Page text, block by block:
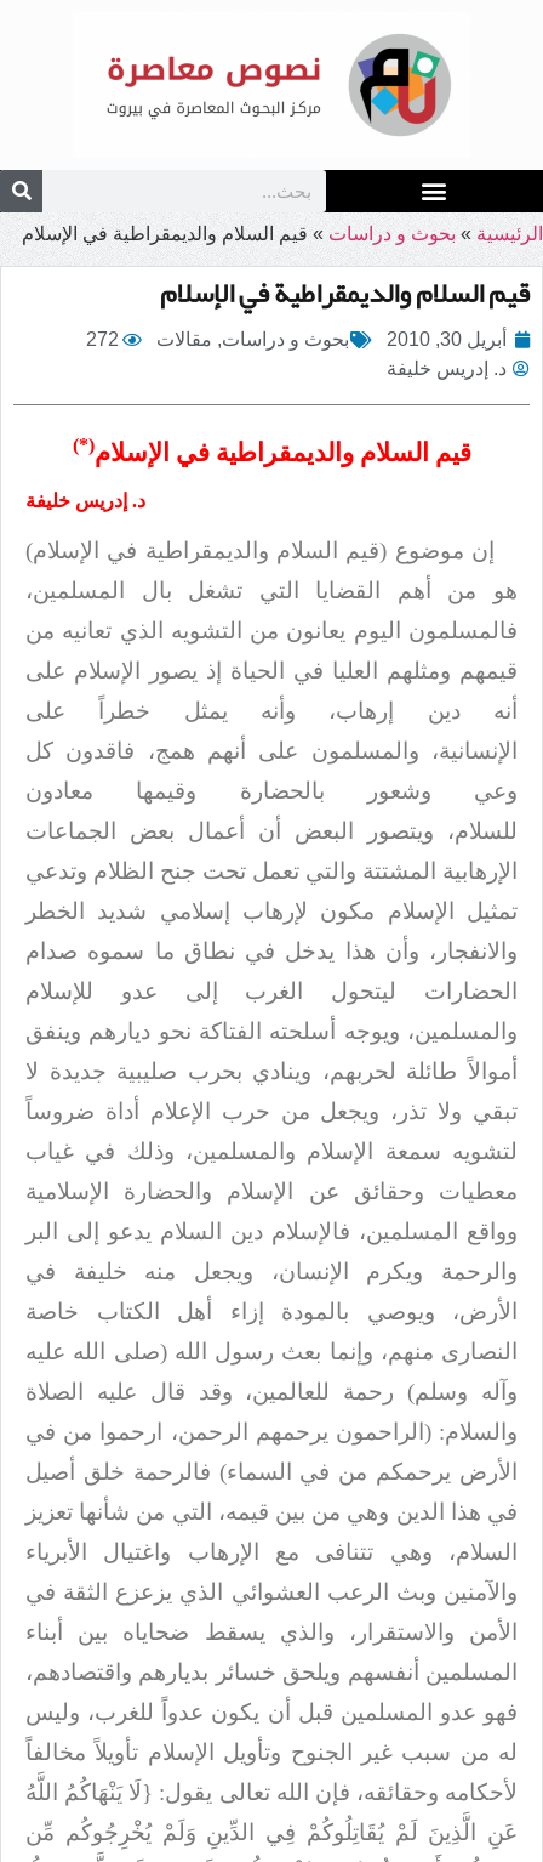
الرئيسية » بحوث و دراسات » قيم السلام والديمقراطية في الإسلام
قيم السلام والديمقراطية في الإسلام
أبريل 30, 2010 بحوث و دراسات, مقالات
272
د. إدريس خليفة
قيم السلاموالديمقراطية في الإسلام(*)
د. إدريس خليفة
إن موضوع (قيم السلام والديمقراطية في الإسلام)
هو من أهم القضايا التي تشغل بال
المسلمين،
فالمسلمون اليوم يعانون من التشويه الذي تعانيه من
قيمهم ومثلهم العليا في الحياة إذ يصور الإسلام على
أنه دين إرهاب، وأنه يمثل خطراً على
الإنسانية،
والمسلمون على أنهم همج، فاقدون كل
وعي وشعور بالحضارة وقيمها معادون
للسلام،
ويتصور البعض أن أعمال بعض الجماعات
الإرهابية المشتتة والتي تعمل تحت جنح الظلام وتدعي
تمثيل الإسلام مكون لإرهاب إسلامي شديد الخطر
والانفجار، وأن هذا يدخل في نطاق ما سموه صدام
الحضارات ليتحول الغرب إلى عدو للإسلام
والمسلمين، ويوجه أسلحته
الفتاكة نحو ديارهم وينفق
أموالاً طائلة لحربهم، وينادي بحرب صليبية جديدة لا
تبقي ولا تذر، ويجعل من حرب الإعلام أداة ضروساً
لتشويه سمعة الإسلام والمسلمين، وذلك في غياب
معطيات وحقائق عن الإسلام والحضارة الإسلامية
وواقع المسلمين، فالإسلام دين
السلام يدعو إلى البر
والرحمة ويكرم الإنسان، ويجعل منه خليفة في
الأرض، ويوصي
بالمودة إزاء أهل
الكتاب خاصة
النصارى منهم، وإنما بعث رسول الله (صلى الله عليه
وآله وسلم) رحمة للعالمين، وقد قال عليه
الصلاة
والسلام: (الراحمون يرحمهم الرحمن، ارحموا من في
الأرض يرحمكم من في السماء) فالرحمة خلق أصيل
في هذا الدين وهي من بين قيمه، التي من شأنها تعزيز
السلام، وهي
تتنافى مع الإرهاب واغتيال الأبرياء
والآمنين وبث الرعب العشوائي الذي يزعزع الثقة في
الأمن والاستقرار، والذي يسقط ضحاياه بين أبناء
المسلمين أنفسهم ويلحق خسائر
بديارهم واقتصادهم،
فهو عدو المسلمين قبل أن يكون عدواً للغرب، وليس
له من سبب غير
الجنوح وتأويل الإسلام تأويلاً مخالفاً
لأحكامه وحقائقه، فإن الله تعالى يقول: {لَا يَنْهَاكُمُ اللَّهُ
عَنِ الَّذِينَ لَمْ يُقَاتِلُوكُمْ فِي الدِّينِ وَلَمْ يُخْرِجُوكُم مِّن